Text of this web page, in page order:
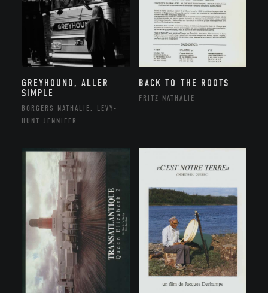
GREYHOUND, ALLER
SIMPLE
BORGERS NATHALIE, LEVY-
HUNT JENNIFER
BACK TO THE ROOTS
FRITZ NATHALIE